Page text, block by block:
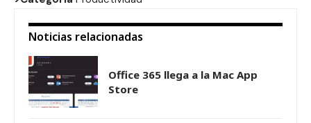
Noticias relacionadas
Office 365 llega a la Mac App
Store